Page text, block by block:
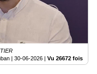
| 30-06-2026 | Vu 26672 fois